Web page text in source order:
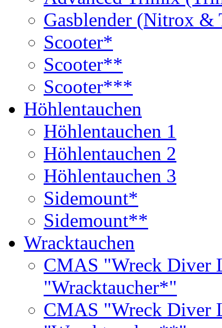
Gasblender (Nitrox
Scooter*
Scooter**
Scooter***
Höhlentauchen
Höhlentauchen 1
Höhlentauchen 2
Höhlentauchen 3
Sidemount*
Sidemount**
Wracktauchen
CMAS "Wreck Diver
"Wracktaucher*"
CMAS "Wreck Diver